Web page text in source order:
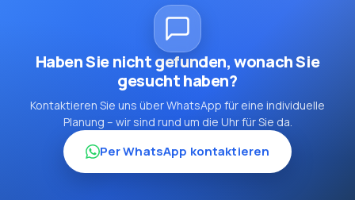
Haben Sie nicht gefunden, wonach Sie
gesucht haben?
Kontaktieren Sie uns über WhatsApp für eine individuelle
Planung – wir sind rund um die Uhr für Sie da.
Per WhatsApp kontaktieren